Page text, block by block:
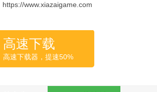
https://www.xiazaigame.com
高速下载
高速下载器，提速50%